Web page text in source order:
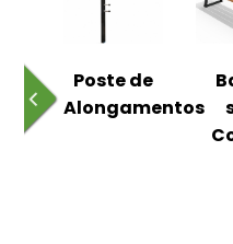
Poste de
Alongamentos